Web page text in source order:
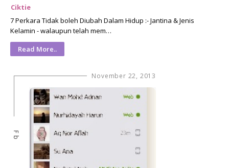
Ciktie
7 Perkara Tidak boleh Diubah Dalam Hidup :- Jantina & Jenis
Kelamin - walaupun telah mem…
Read More..
November 22, 2013
Fb